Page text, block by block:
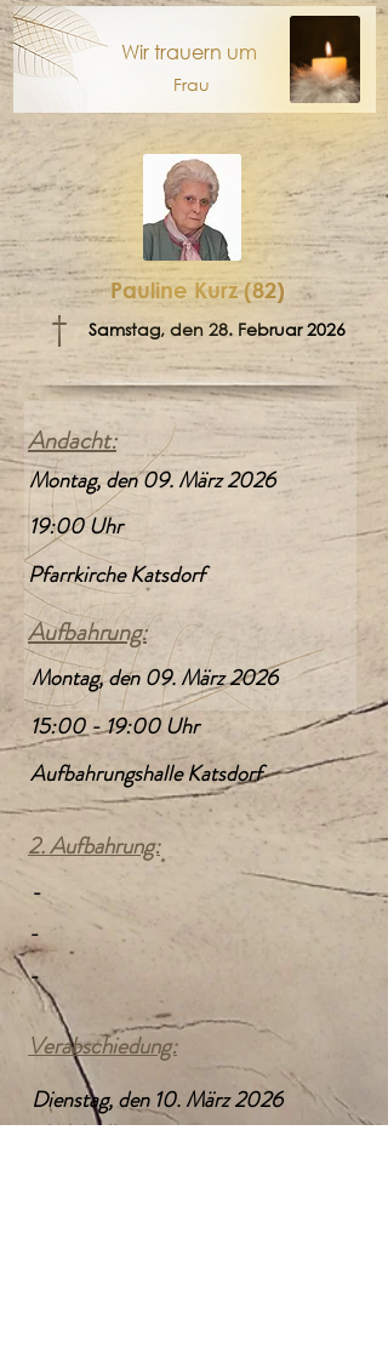
Wir trauern um
Frau
Pauline Kurz (82)
Samstag, den 28. Februar 2026
†
Andacht:
Montag, den 09. März 2026
19:00 Uhr
Pfarrkirche Katsdorf
Aufbahrung:
Montag, den 09. März 2026
15:00 - 19:00 Uhr
Aufbahrungshalle Katsdorf
2. Aufbahrung:
-
-
-
Verabschiedung:
Dienstag, den 10. März 2026
10:00 Uhr